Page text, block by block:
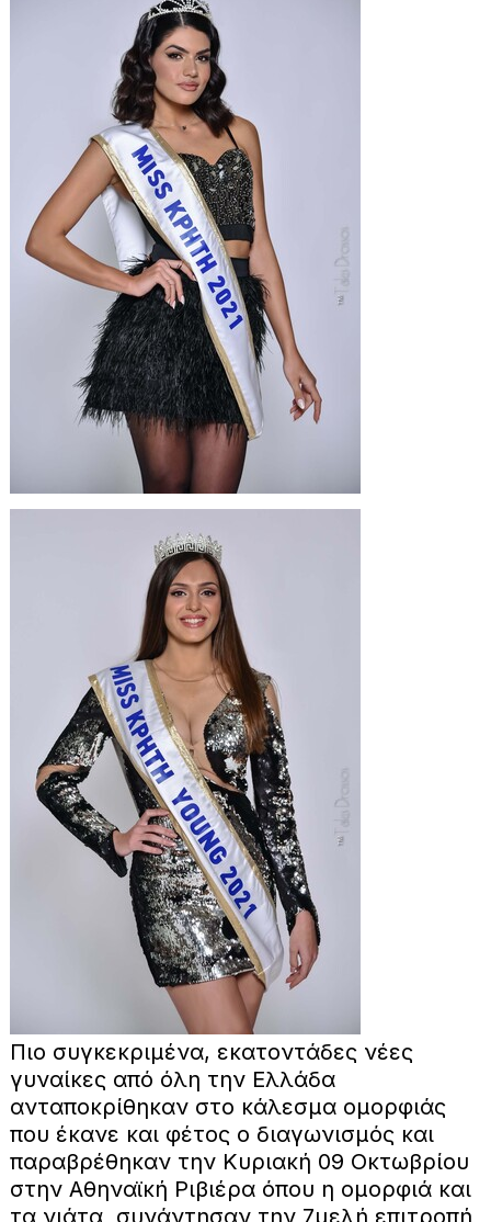
Πιο συγκεκριμένα, εκατοντάδες νέες
γυναίκες από όλη την Ελλάδα
ανταποκρίθηκαν στο κάλεσμα ομορφιάς
που έκανε και φέτος ο διαγωνισμός και
παραβρέθηκαν την Κυριακή 09 Οκτωβρίου
στην Αθηναϊκή Ριβιέρα όπου η ομορφιά και